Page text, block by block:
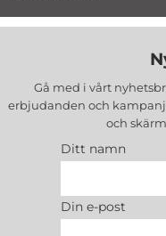
Gå med i vårt
erbjudanden och
och
Ditt namn
Din e-post